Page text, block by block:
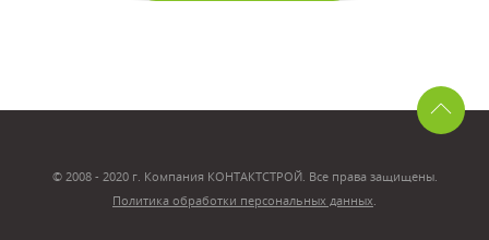
© 2008 - 2020 г. Компания КОНТАКТСТРОЙ. Все права защищены.
Политика обработки персональных данных.